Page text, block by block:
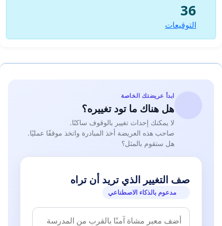
36
التوقيعات
ابدأ عريضتك الخاصة
هل هناك ما تود تغييره؟
لا يمكنك إحداث تغيير بالوقوف ساكنًا.
صاحب هذه العريضة أخذ المبادرة واتخذ موقفًا عمليًا.
هل ستقوم بالمثل؟
صف التغيير الذي تريد أن تراه
مدعوم بالذكاء الاصطناعي